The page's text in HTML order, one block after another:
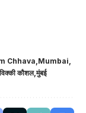
Chhava Mumbai
कौशल मुंबई